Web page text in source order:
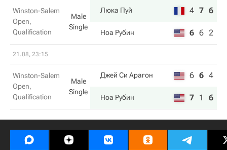
Winston-Salem
Open,
Qualification
Male
Single
Люка Пуй 4 7 6
Ноа Рубин 6 6 2
21.08, 23:15
Winston-Salem
Open,
Qualification
Male
Single
Джей Си Арагон 6 6 4
Ноа Рубин 7 1 6